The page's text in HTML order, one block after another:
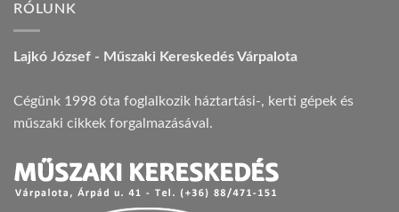
RÓLUNK
Lajkó József - Műszaki Kereskedés Várpalota
Cégünk 1998 óta foglalkozik háztartási-, kerti gépek és
műszaki cikkek forgalmazásával.